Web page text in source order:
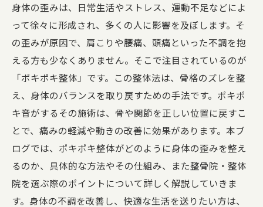
身体の歪みは、日常生活やストレス、運動不足などによ
って徐々に形成され、多くの人に影響を及ぼします。そ
の歪みが原因で、肩こりや腰痛、頭痛といった不調を抱
える方も少なくありません。そこで注目されているのが
「ポキポキ整体」です。この整体法は、骨格のズレを整
え、身体のバランスを取り戻すための手法です。ポキポ
キ音がするその施術は、骨や関節を正しい位置に戻すこ
とで、痛みの軽減や動きの改善に効果があります。本ブ
ログでは、ポキポキ整体がどのように身体の歪みを整え
るのか、具体的な方法やその仕組み、また整骨院・整体
院を選ぶ際のポイントについて詳しく解説していきま
す。身体の不調を改善し、快適な生活を送りたい方は、